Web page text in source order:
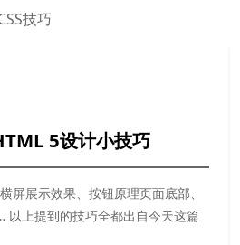
技巧
5设计小技巧
屏展示效果、按钮原理页面底部、
以上提到的技巧全都出自今天这篇